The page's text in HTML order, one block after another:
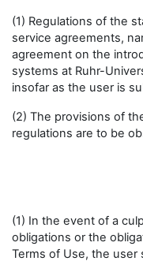
(1) Regulations of the
service agreements,
agreement on the
systems at Ruhr-
insofar as the user is
(2) The provisions of
regulations are to be
(1) In the event of a
obligations or the
Terms of Use, the user